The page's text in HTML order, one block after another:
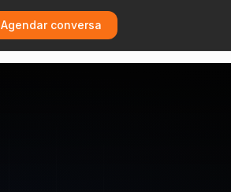
Agendar conversa